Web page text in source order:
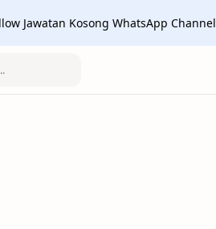
Jawatan Kosong WhatsApp Channel